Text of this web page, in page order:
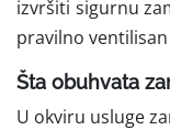
izvršiti sigurnu
pravilno
Šta obuhvata
U okviru usluge